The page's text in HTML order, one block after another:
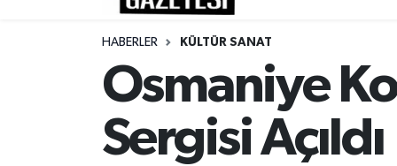
HABERLER KÜLTÜR SANAT
Osmaniye
Sergisi Açıldı
ÖZEL HABER
MAGAZİN
EKONOMİ
Osmaniye Hava Durumu
Osmaniye Trafik Yoğunluk Haritası
Süper Lig Puan Durumu ve Fikstür
Tüm Manşetler